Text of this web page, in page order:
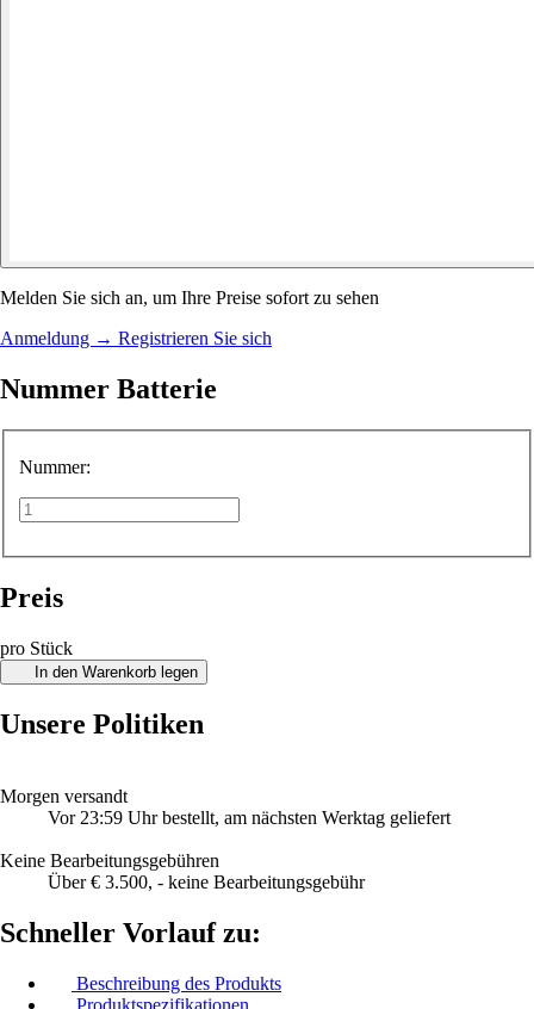
Melden Sie sich an, um Ihre Preise sofort zu sehen
Anmeldung → Registrieren Sie sich
Nummer Batterie
Nummer:
Preis
pro Stück
In den Warenkorb legen
Unsere Politiken
Morgen versandt
Vor 23:59 Uhr bestellt, am nächsten Werktag geliefert
Keine Bearbeitungsgebühren
Über € 3.500, - keine Bearbeitungsgebühr
Schneller Vorlauf zu:
Beschreibung des Produkts
Produktspezifikationen